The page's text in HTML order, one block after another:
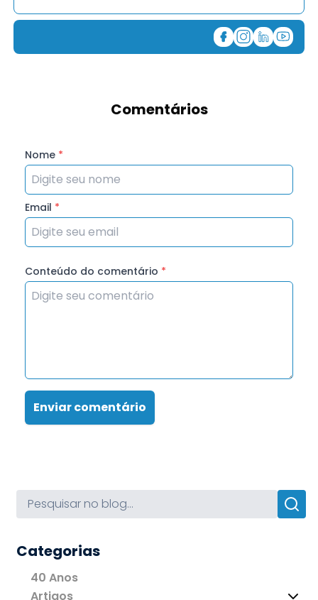
Comentários
Nome *
Email *
Conteúdo do comentário *
Enviar comentário
Categorias
40 Anos
Artigos